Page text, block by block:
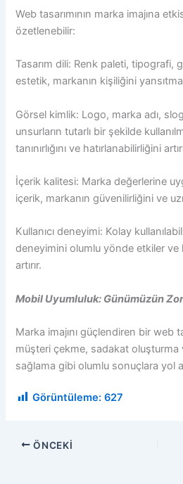
Web tasarımının marka imajına
özetlenebilir:
Tasarım dili: Renk paleti, tipografi,
estetik, markanın kişiliğini
Görsel kimlik: Logo, marka adı,
unsurların tutarlı bir şekilde
tanınırlığını ve hatırlanabilirliğini
İçerik kalitesi: Marka değerlerine
içerik, markanın güvenilirliğini ve
Kullanıcı deneyimi: Kolay
deneyimini olumlu yönde etkiler ve
artırır.
Mobil Uyumluluk: Günümüzün
Marka imajını güçlendiren bir web
müşteri çekme, sadakat oluşturma
sağlama gibi olumlu sonuçlara yol
Görüntüleme: 627
ÖNCEKI